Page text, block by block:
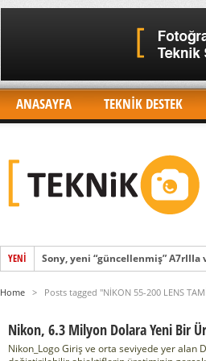
ANASAYFA TEKNİK DESTEK
YENI Sony, yeni “güncellenmiş” A7rIIIa
Sony, 26 Ocak’ta süper Alpha
Quad-Pixel AF ve 2021’de
Home > Posts tagged "NİKON 55-200 LENS
Nikon, 6.3 Milyon Dolara Yeni Bir
Nikon_Logo Giriş ve orta seviyede yer alan